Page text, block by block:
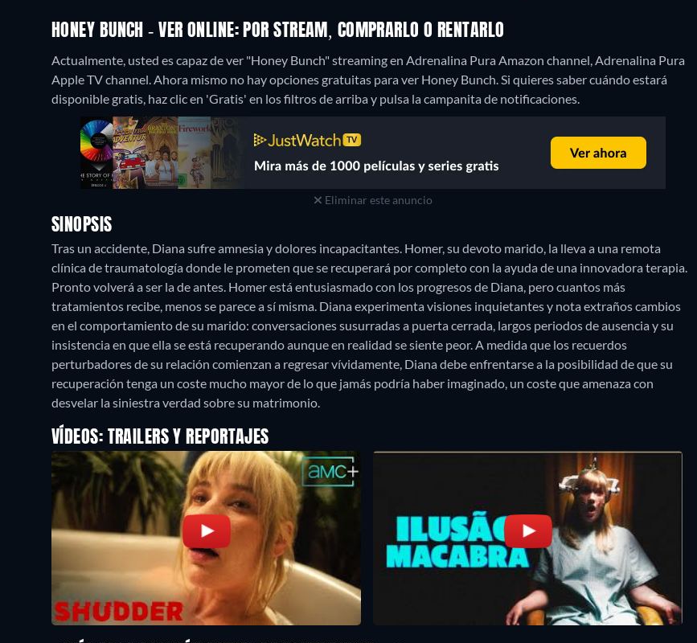
HONEY BUNCH - VER ONLINE: POR STREAM, COMPRARLO O RENTARLO
Actualmente, usted es capaz de ver "Honey Bunch" streaming en Adrenalina Pura Amazon channel, Adrenalina Pura
Apple TV channel.Ahora mismo no hay opciones gratuitas para ver Honey Bunch. Si quieres saber cuándo estará
disponible gratis, haz clic en 'Gratis' en los filtros de arriba y pulsa la campanita de notificaciones.
Eliminar este anuncio
SINOPSIS
Tras un accidente, Diana sufre amnesia y dolores incapacitantes. Homer, su devoto marido, la lleva a una remota
clínica de traumatología donde le prometen que se recuperará por completo con la ayuda de una innovadora terapia.
Pronto volverá a ser la de antes. Homer está entusiasmado con los progresos de Diana, pero cuantos más
tratamientos recibe, menos se parece a sí misma. Diana experimenta visiones inquietantes y nota extraños cambios
en el comportamiento de su marido: conversaciones susurradas a puerta cerrada, largos periodos de ausencia y su
insistencia en que ella se está recuperando aunque en realidad se siente peor. A medida que los recuerdos
perturbadores de su relación comienzan a regresar vívidamente, Diana debe enfrentarse a la posibilidad de que su
recuperación tenga un coste mucho mayor de lo que jamás podría haber imaginado, un coste que amenaza con
desvelar la siniestra verdad sobre su matrimonio.
VÍDEOS: TRAILERS Y REPORTAJES